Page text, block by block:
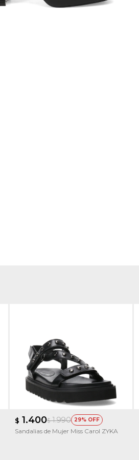
$ 1.400$ 1.990 29
Sandalias de Mujer Miss Carol ZYKA